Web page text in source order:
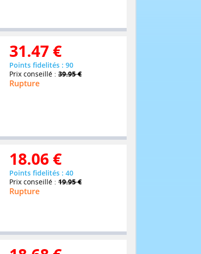
31.47 €
Points fidelités : 90
Prix conseillé : 39.95 €
Rupture
18.06 €
Points fidelités : 40
Prix conseillé : 19.95 €
Rupture